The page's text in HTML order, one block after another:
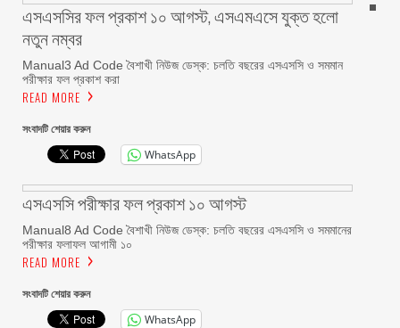
এসএসসির ফল প্রকাশ ১০ আগস্ট, এসএমএসে যুক্ত হলো
নতুন নম্বর
Manual3 Ad Code বৈশাখী নিউজ ডেস্ক: চলতি বছরের এসএসসি ও সমমান
পরীক্ষার ফল প্রকাশ করা
READ MORE
সংবাদটি শেয়ার করুন
WhatsApp
এসএসসি পরীক্ষার ফল প্রকাশ ১০ আগস্ট
Manual8 Ad Code বৈশাখী নিউজ ডেস্ক: চলতি বছরের এসএসসি ও সমমানের
পরীক্ষার ফলাফল আগামী ১০
READ MORE
সংবাদটি শেয়ার করুন
WhatsApp